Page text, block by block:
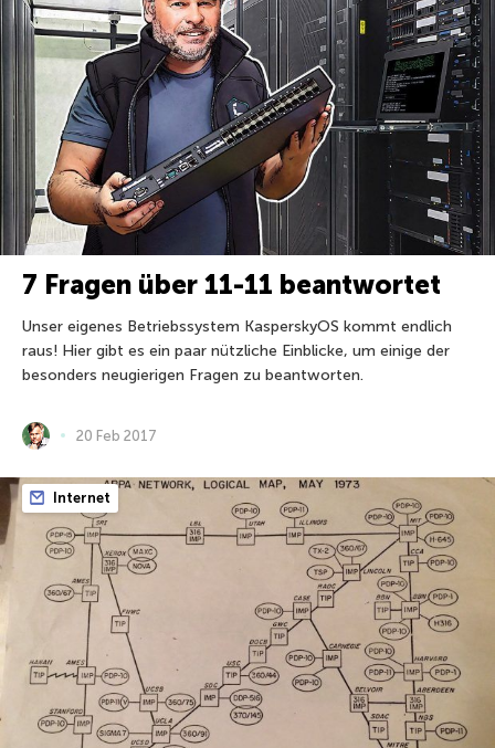
7 Fragen über 11-11 beantwortet
Unser eigenes Betriebssystem KasperskyOS kommt endlich
raus! Hier gibt es ein paar nützliche Einblicke, um einige der
besonders neugierigen Fragen zu beantworten.
20 Feb 2017
Internet